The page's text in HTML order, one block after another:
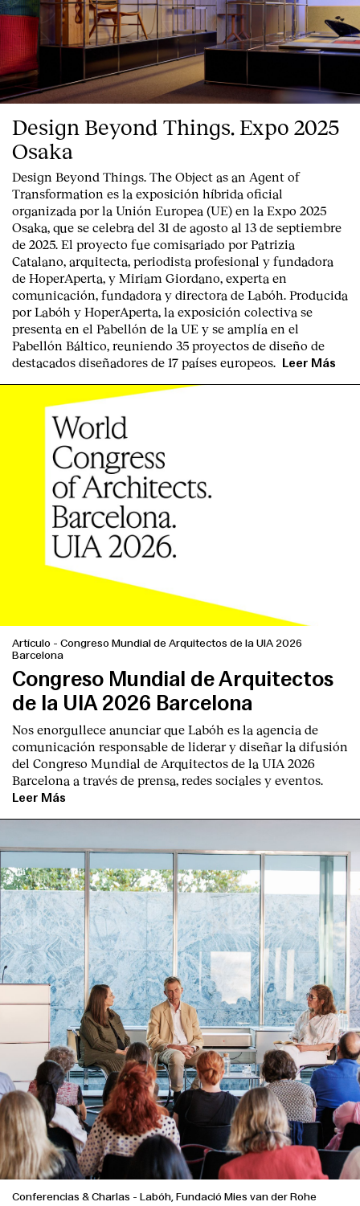
Index
Design Beyond Things. Expo 2025
Osaka
Design Beyond Things. The Object as an Agent of
Transformation es la exposición híbrida oficial
organizada por la Unión Europea (UE) en la Expo 2025
Osaka, que se celebra del 31 de agosto al 13 de septiembre
de 2025. El proyecto fue comisariado porPatrizia
Catalano, arquitecta, periodista profesional y fundadora
de HoperAperta, y Miriam Giordano, experta en
comunicación, fundadora y directora de Labóh. Producida
porLabóh y HoperAperta, la exposición colectiva se
presenta en el Pabellón de la UE y se amplía en el
Pabellón Báltico, reuniendo 35 proyectos de diseño de
destacados diseñadores de 17 países europeos. Leer Más
Artículo - Congreso Mundial de Arquitectos de la UIA 2026
Barcelona
Congreso Mundial de Arquitectos
de la UIA 2026 Barcelona
Nos enorgullece anunciar que Labóh es la agencia de
comunicación responsable de liderar y diseñar la difusión
del Congreso Mundial de Arquitectos de la UIA 2026
Barcelona a través de prensa, redes sociales y eventos.
Leer Más
Conferencias & Charlas - Labóh, Fundació Mies van der Rohe